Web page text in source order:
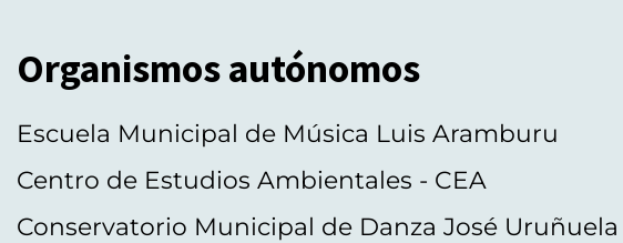
Organismos autónomos
Escuela Municipal de Música Luis Aramburu
Centro de Estudios Ambientales - CEA
Conservatorio Municipal de Danza José Uruñuela